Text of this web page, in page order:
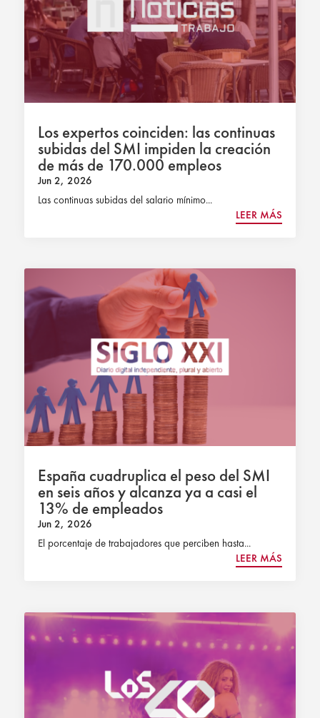
Los expertos coinciden: las continuas
subidas del SMI impiden la creación
de más de 170.000 empleos
Jun 2, 2026
Las continuas subidas del salario mínimo...
LEER MÁS
España cuadruplica el peso del SMI
en seis años y alcanza ya a casi el
13% de empleados
Jun 2, 2026
El porcentaje de trabajadores que perciben hasta...
LEER MÁS